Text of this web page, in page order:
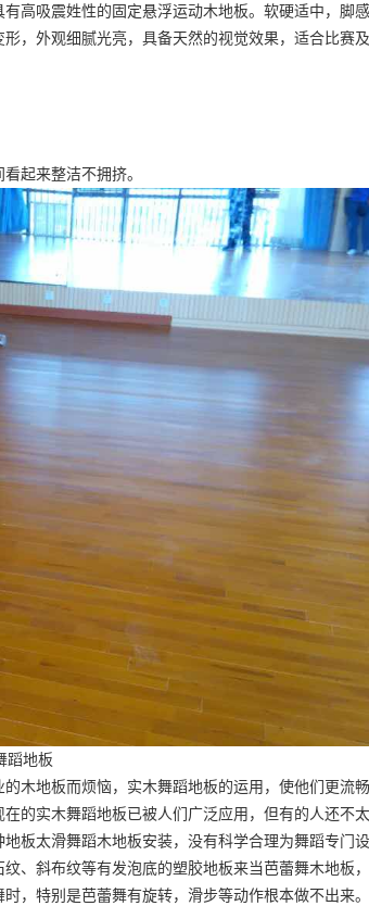
高吸震姓性的固定悬浮运动木地板。软硬适中，脚
形，外观细腻光亮，具备天然的视觉效果，适合比赛
起来整洁不拥挤。
蹈地板
的木地板而烦恼，实木舞蹈地板的运用，使他们更流
的实木舞蹈地板已被人们广泛应用，但有的人还不
地板太滑舞蹈木地板安装，没有科学合理为舞蹈专门
、斜布纹等有发泡底的塑胶地板来当芭蕾舞木地板
，特别是芭蕾舞有旋转，滑步等动作根本做不出来。